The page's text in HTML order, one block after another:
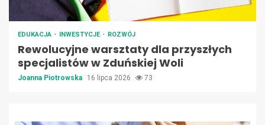
EDUKACJA INWESTYCJE ROZWÓJ
Rewolucyjne warsztaty dla przyszłych
specjalistów w Zduńskiej Woli
Joanna Piotrowska 16 lipca 2026 73